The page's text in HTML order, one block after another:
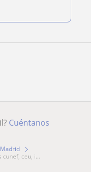
Cuéntanos
Madrid
cunef, ceu, i...